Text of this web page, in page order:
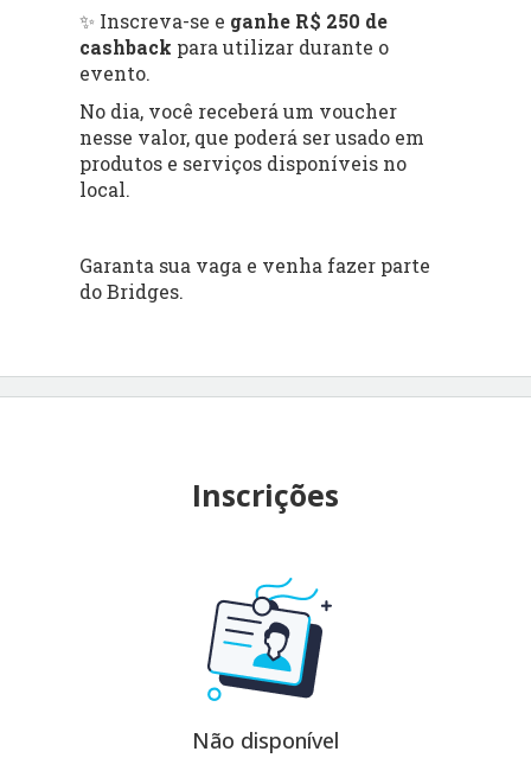
✨ Inscreva-se e ganhe R$ 250 de
cashback para utilizar durante o
evento.
No dia, você receberá um voucher
nesse valor, que poderá ser usado em
produtos e serviços disponíveis no
local.
Garanta sua vaga e venha fazer parte
do Bridges.
Inscrições
Não disponível